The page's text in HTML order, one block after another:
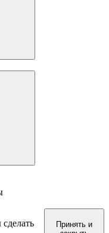
Принять и